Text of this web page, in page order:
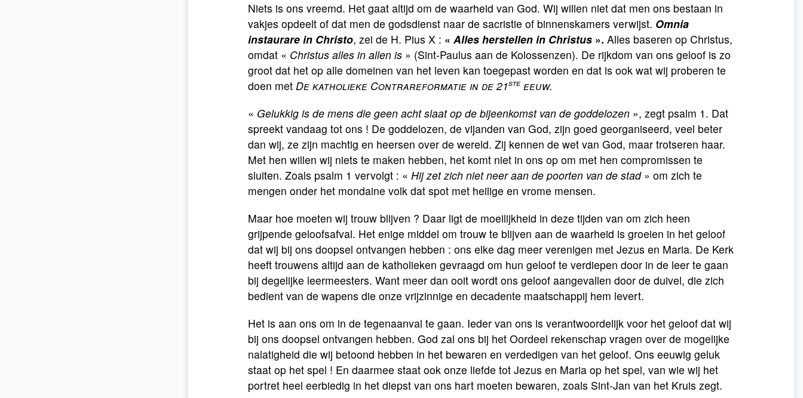
Niets is ons vreemd. Het gaat altijd om de waarheid van God. Wij willen niet dat men ons bestaan in
vakjes opdeelt of dat men de godsdienst naar de sacristie of binnenskamers verwijst. Omnia
instaurare in Christo, zei de H. Pius X : « Alles herstellen in Christus ». Alles baseren op Christus,
omdat « Christus alles in allen is » (Sint-Paulus aan de Kolossenzen). De rijkdom van ons geloof is zo
groot dat het op alle domeinen van het leven kan toegepast worden en dat is ook wat wij proberen te
doen met De katholieke Contrareformatie in de 21steeeuw.
« Gelukkig is de mens die geen acht slaat op de bijeenkomst van de goddelozen », zegt psalm 1. Dat
spreekt vandaag tot ons ! De goddelozen, de vijanden van God, zijn goed georganiseerd, veel beter
dan wij, ze zijn machtig en heersen over de wereld. Zij kennen de wet van God, maar trotseren haar.
Met hen willen wij niets te maken hebben, het komt niet in ons op om met hen compromissen te
sluiten. Zoals psalm 1 vervolgt : « Hij zet zich niet neer aan de poorten van de stad» om zich te
mengen onder het mondaine volk dat spot met heilige en vrome mensen.
Maar hoe moeten wij trouw blijven ? Daar ligt de moeilijkheid in deze tijden van om zich heen
grijpende geloofsafval. Het enige middel om trouw te blijven aan de waarheid is groeien in het geloof
dat wij bij ons doopsel ontvangen hebben : ons elke dag meer verenigen met Jezus en Maria. De Kerk
heeft trouwens altijd aan de katholieken gevraagd om hun geloof te verdiepen door in de leer te gaan
bij degelijke leermeesters. Want meer dan ooit wordt ons geloof aangevallen door de duivel, die zich
bedient van de wapens die onze vrijzinnige en decadente maatschappij hem levert.
Het is aan ons om in de tegenaanval te gaan. Ieder van ons is verantwoordelijk voor het geloof dat wij
bij ons doopsel ontvangen hebben. God zal ons bij het Oordeel rekenschap vragen over de mogelijke
nalatigheid die wij betoond hebben in het bewaren en verdedigen van het geloof. Ons eeuwig geluk
staat op het spel ! En daarmee staat ook onze liefde tot Jezus en Maria op het spel, van wie wij het
portret heel eerbiedig in het diepst van ons hart moeten bewaren, zoals Sint-Jan van het Kruis zegt.